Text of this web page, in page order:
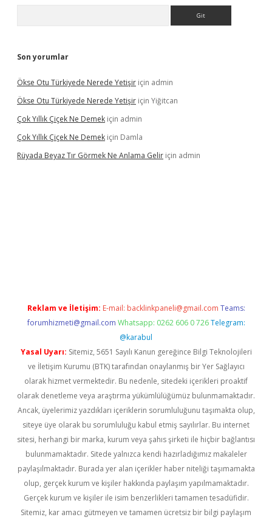
Son yorumlar
Ökse Otu Türkiyede Nerede Yetişir için admin
Ökse Otu Türkiyede Nerede Yetişir için Yiğitcan
Çok Yıllık Çiçek Ne Demek için admin
Çok Yıllık Çiçek Ne Demek için Damla
Rüyada Beyaz Tır Görmek Ne Anlama Gelir için admin
Reklam ve İletişim: E-mail: backlinkpaneli@gmail.com Teams:
forumhizmeti@gmail.com Whatsapp: 0262 606 0 726 Telegram:
@karabul
Yasal Uyarı: Sitemiz, 5651 Sayılı Kanun gereğince Bilgi Teknolojileri
ve İletişim Kurumu (BTK) tarafından onaylanmış bir Yer Sağlayıcı
olarak hizmet vermektedir. Bu nedenle, sitedeki içerikleri proaktif
olarak denetleme veya araştırma yükümlülüğümüz bulunmamaktadır.
Ancak, üyelerimiz yazdıkları içeriklerin sorumluluğunu taşımakta olup,
siteye üye olarak bu sorumluluğu kabul etmiş sayılırlar. Bu internet
sitesi, herhangi bir marka, kurum veya şahıs şirketi ile hiçbir bağlantısı
bulunmamaktadır. Sitede yalnızca kendi hazırladığımız makaleler
paylaşılmaktadır. Burada yer alan içerikler haber niteliği taşımamakta
olup, gerçek kurum ve kişiler hakkında paylaşım yapılmamaktadır.
Gerçek kurum ve kişiler ile isim benzerlikleri tamamen tesadüfidir.
Sitemiz, kar amacı gütmeyen ve tamamen ücretsiz bir bilgi paylaşım